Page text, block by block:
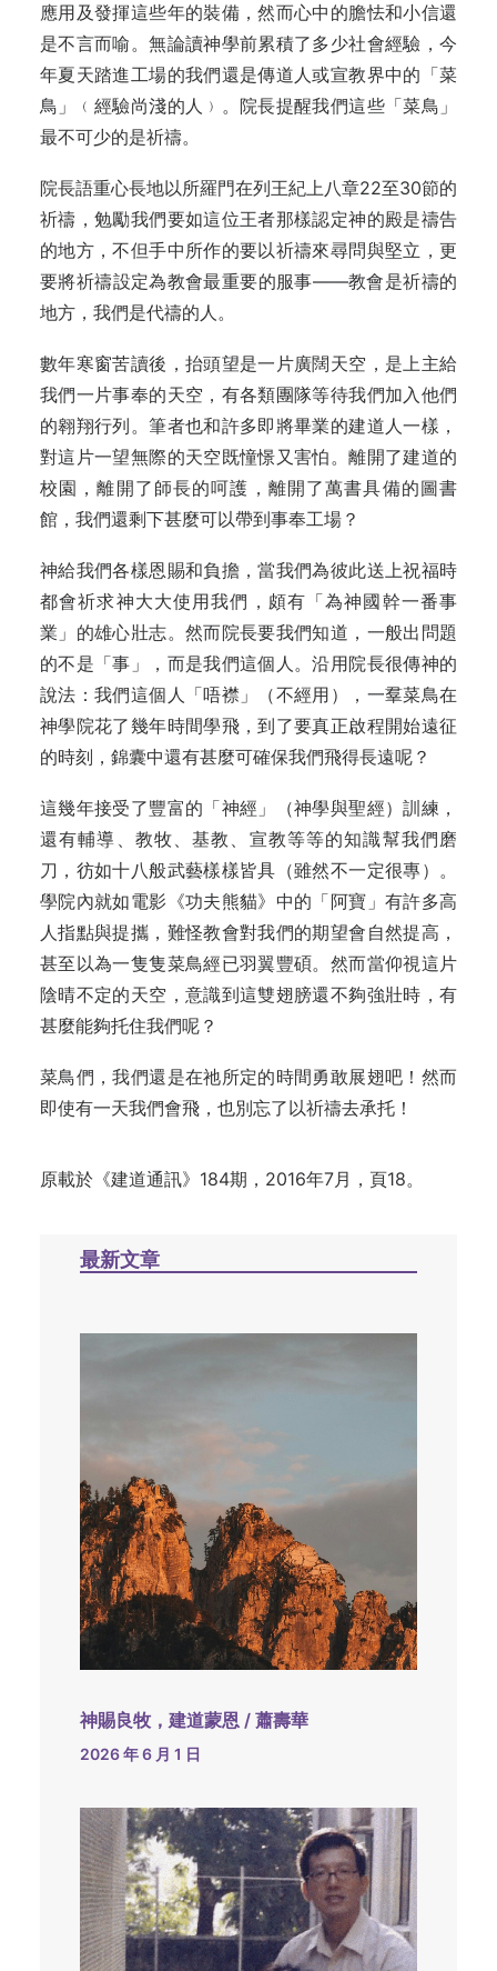
應用及發揮這些年的裝備，然而心中的膽怯和小信還
是不言而喻。無論讀神學前累積了多少社會經驗，今
年夏天踏進工場的我們還是傳道人或宣教界中的「菜
鳥」﹙經驗尚淺的人﹚。院長提醒我們這些「菜鳥」
最不可少的是祈禱。
院長語重心長地以所羅門在列王紀上八章22至30節的
祈禱，勉勵我們要如這位王者那樣認定神的殿是禱告
的地方，不但手中所作的要以祈禱來尋問與堅立，更
要將祈禱設定為教會最重要的服事——教會是祈禱的
地方，我們是代禱的人。
數年寒窗苦讀後，抬頭望是一片廣闊天空，是上主給
我們一片事奉的天空，有各類團隊等待我們加入他們
的翱翔行列。筆者也和許多即將畢業的建道人一樣，
對這片一望無際的天空既憧憬又害怕。離開了建道的
校園，離開了師長的呵護，離開了萬書具備的圖書
館，我們還剩下甚麼可以帶到事奉工場？
神給我們各樣恩賜和負擔，當我們為彼此送上祝福時
都會祈求神大大使用我們，頗有「為神國幹一番事
業」的雄心壯志。然而院長要我們知道，一般出問題
的不是「事」，而是我們這個人。沿用院長很傳神的
說法：我們這個人「唔襟」（不經用），一羣菜鳥在
神學院花了幾年時間學飛，到了要真正啟程開始遠征
的時刻，錦囊中還有甚麼可確保我們飛得長遠呢？
這幾年接受了豐富的「神經」（神學與聖經）訓練，
還有輔導、教牧、基教、宣教等等的知識幫我們磨
刀，彷如十八般武藝樣樣皆具（雖然不一定很專）。
學院內就如電影《功夫熊貓》中的「阿寶」有許多高
人指點與提攜，難怪教會對我們的期望會自然提高，
甚至以為一隻隻菜鳥經已羽翼豐碩。然而當仰視這片
陰晴不定的天空，意識到這雙翅膀還不夠強壯時，有
甚麼能夠托住我們呢？
菜鳥們，我們還是在祂所定的時間勇敢展翅吧！然而
即使有一天我們會飛，也別忘了以祈禱去承托！
原載於《建道通訊》184期，2016年7月，頁18。
最新文章
神賜良牧，建道蒙恩 / 蕭壽華
2026 年 6 月 1 日